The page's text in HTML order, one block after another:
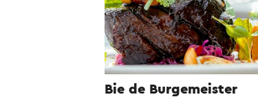
Bie de Burgemeister